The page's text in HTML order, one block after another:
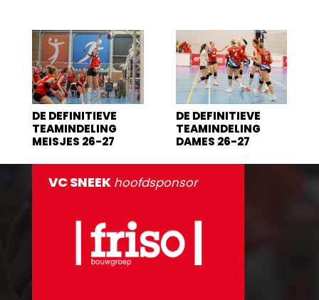
DE DEFINITIEVE
TEAMINDELING
MEISJES 26-27
DE DEFINITIEVE
TEAMINDELING
DAMES 26-27
VC SNEEK hoofdsponsor